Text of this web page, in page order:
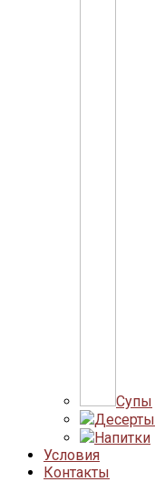
Супы
Десерты
Напитки
Условия
Контакты